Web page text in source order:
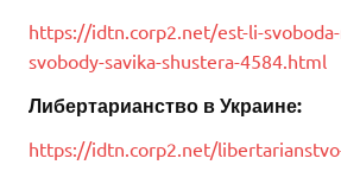
https://idtn.corp2.net/est-li-
svobody-savika-shustera-4584.html
Либертарианство в Украине:
https://idtn.corp2.net/